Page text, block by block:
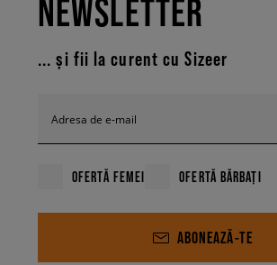
NEWSLETTER
... și fii la curent cu Sizeer
Adresa de e-mail
OFERTĂ FEMEI OFERTĂ BĂRBAȚI
ABONEAZĂ-TE